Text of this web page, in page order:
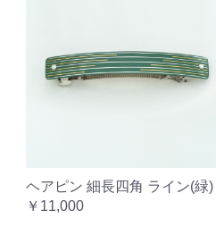
ヘアピン 細長四角 ライン(緑)
￥11,000